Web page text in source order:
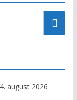
4. august 2026